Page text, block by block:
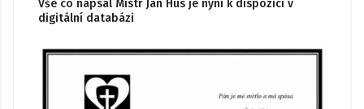
Vše co napsal Mistr Jan Hus je nyní k dispozici v
digitální databázi